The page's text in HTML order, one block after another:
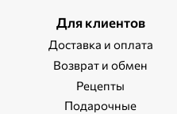
Для клиентов
Доставка и оплата
Возврат и обмен
Рецепты
Подарочные